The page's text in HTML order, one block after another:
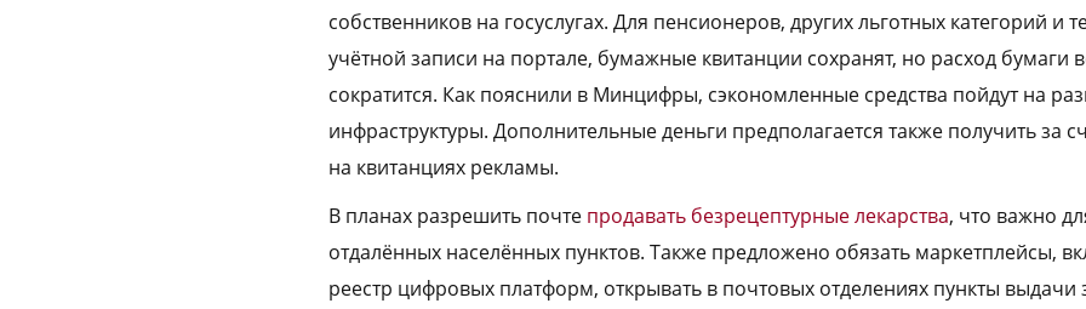
собственников на госуслугах. Для пенсионеров, других льготных категорий и
учётной записи на портале, бумажные квитанции сохранят, но расход бумаги
сократится. Как пояснили в Минцифры, сэкономленные средства пойдут на
инфраструктуры. Дополнительные деньги предполагается также получить за
на квитанциях рекламы.
В планах разрешить почте продавать безрецептурные лекарства, что важно
отдалённых населённых пунктов. Также предложено обязать маркетплейсы,
реестр цифровых платформ, открывать в почтовых отделениях пункты выдачи